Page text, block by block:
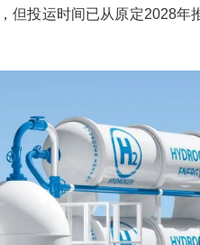
但投运时间已从原定2028年